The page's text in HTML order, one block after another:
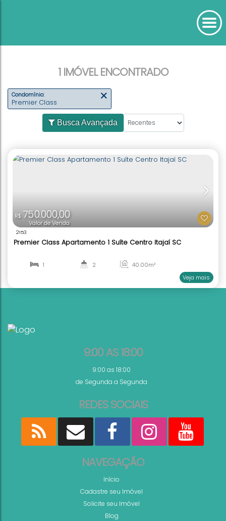
1 IMÓVEL ENCONTRADO
Condomínio:
Premier Class
Busca Avançada
2153
750.000,00
9:00 AS 18:00
9:00 as 18:00
de Segunda a Segunda
REDES SOCIAIS
NAVEGAÇÃO
Início
Cadastre seu Imóvel
Solicite seu Imóvel
Blog